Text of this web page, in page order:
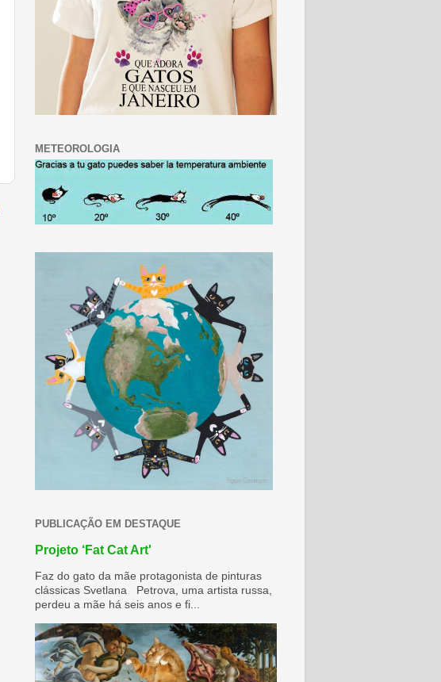
METEOROLOGIA
PUBLICAÇÃO EM DESTAQUE
Projeto ‘Fat Cat Art'
Faz do gato da mãe protagonista de pinturas
clássicas Svetlana Petrova, uma artista russa,
perdeu a mãe há seis anos e fi...